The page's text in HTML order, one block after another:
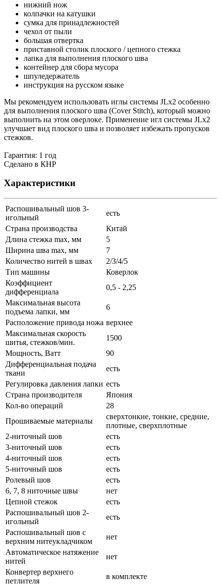
нижний нож
колпачки на катушки
сумка для принадлежностей
чехол от пыли
большая отвертка
приставной столик плоского / цепного стежка
лапка для выполнения плоского шва
контейнер для сбора мусора
шпуледержатель
инструкция на русском языке
Мы рекомендуем использовать иглы системы JLx2 особенно
для выполнения плоского шва (Cover Stitch), который можно
выполнить на этом оверлоке. Применение игл системы JLx2
улучшает вид плоского шва и позволяет избежать пропусков
стежков.
Гарантия: 1 год
Сделано в КНР
Характеристики
Распошивальный шов 3-
игольный
есть
Страна производства
Китай
Длина стежка max, мм
5
Ширина шва max, мм
7
Количество нитей в швах
2/3/4/5
Тип машины
Коверлок
Коэффициент
дифференциала
0,5 - 2,25
Максимальная высота
подъема лапки, мм
6
Расположение привода ножа верхнее
Максимальная скорость
шитья, стежков/мин.
1500
Мощность, Ватт
90
Дифференциальная подача
ткани
есть
Регулировка давления лапки есть
Страна производителя
Япония
Кол-во операций
28
Прошиваемые материалы
сверхтонкие, тонкие, средние,
плотные, сверхплотные
2-ниточный шов
есть
3-ниточный шов
есть
4-ниточный шов
есть
5-ниточный шов
есть
Ролевый шов
есть
6, 7, 8 ниточные швы
нет
Цепной стежок
есть
Распошивальный шов 2-
игольный
есть
Распошивальный шов с
верхним нитеукладчиком
нет
Автоматическое натяжение
нитей
нет
Конвертер верхнего
петлителя
в комплекте